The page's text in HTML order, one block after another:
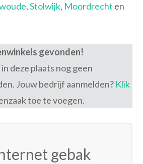
,Stolwijk, Moordrecht en
gevonden!
deze plaats nog geen
Jouw bedrijf aanmelden? Klik
toe te voegen.
gebak